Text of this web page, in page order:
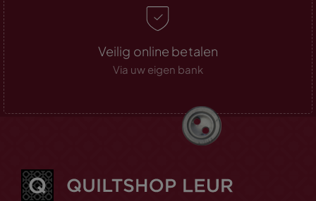
Veilig online betalen
Via uw eigen bank